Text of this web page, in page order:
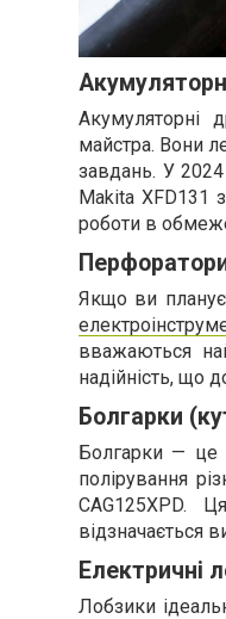
Акумуляторні
майстра. Вони
завдань. У
Makita XFD131
роботи в
Якщо ви
вважаються
надійність, що
Болгарки
Болгарки — це
полірування
CAG125XPD.
відзначається
Електричні
Лобзики